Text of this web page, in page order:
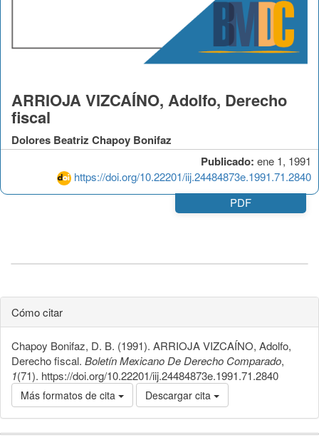
Publicado: ene 1, 1991
https://doi.org/10.22201/iij.24484873e.1991.71.2840
ARRIOJA VIZCAÍNO, Adolfo, Derecho
fiscal
Dolores Beatriz Chapoy Bonifaz
PDF
Cómo citar
Chapoy Bonifaz, D. B. (1991). ARRIOJA VIZCAÍNO, Adolfo,
Derecho fiscal. Boletín Mexicano De Derecho Comparado,
1(71). https://doi.org/10.22201/iij.24484873e.1991.71.2840
Más formatos de cita Descargar cita